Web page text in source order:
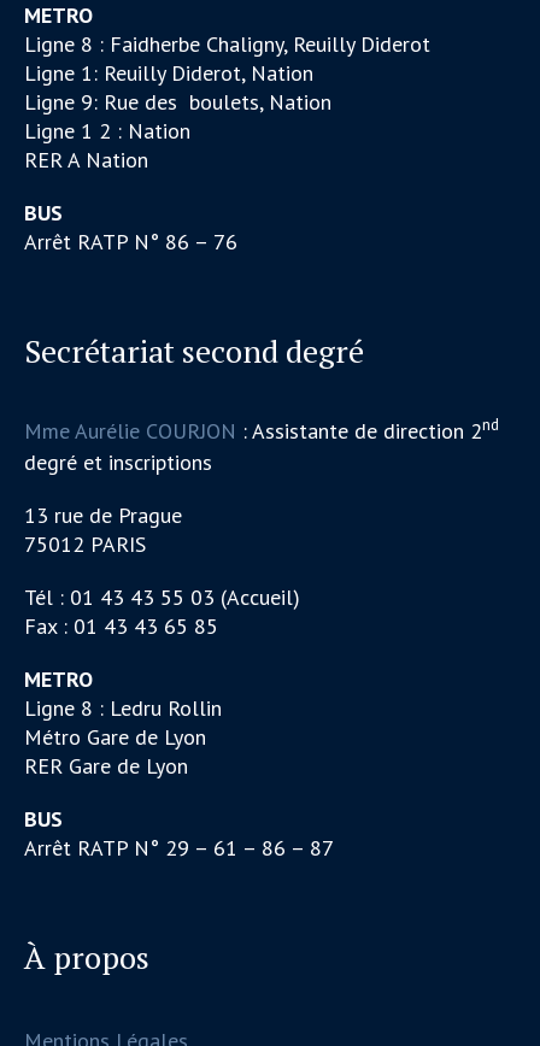
METRO
Ligne 8 : Faidherbe Chaligny, Reuilly Diderot
Ligne 1: Reuilly Diderot, Nation
Ligne 9: Rue des boulets, Nation
Ligne 1 2 : Nation
RER A Nation
BUS
Arrêt RATP N° 86 – 76
Secrétariat second degré
Mme Aurélie COURJON : Assistante de direction 2nd
degré et inscriptions
13 rue de Prague
75012 PARIS
Tél : 01 43 43 55 03 (Accueil)
Fax : 01 43 43 65 85
METRO
Ligne 8 : Ledru Rollin
Métro Gare de Lyon
RER Gare de Lyon
BUS
Arrêt RATP N° 29 – 61 – 86 – 87
À propos